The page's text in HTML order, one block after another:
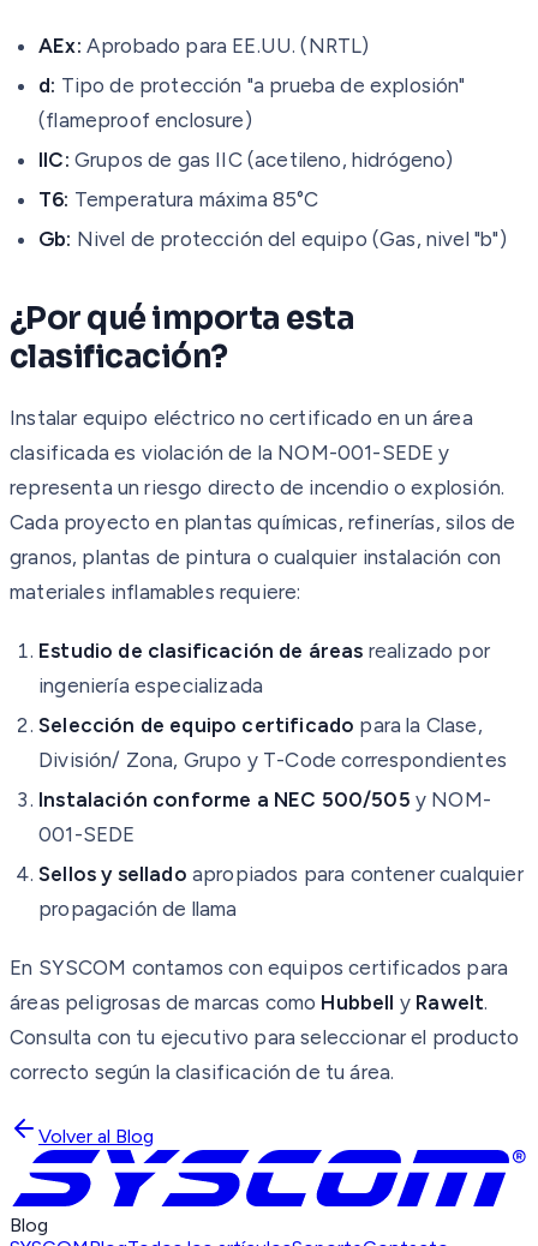
AEx: Aprobado para EE.UU. (NRTL)
d: Tipo de protección "a prueba de explosión"
(flameproof enclosure)
IIC: Grupos de gas IIC (acetileno, hidrógeno)
T6: Temperatura máxima 85°C
Gb: Nivel de protección del equipo (Gas, nivel "b")
¿Por qué importa esta
clasificación?
Instalar equipo eléctrico no certificado en un área
clasificada es violación de la NOM-001-SEDE y
representa un riesgo directo de incendio o explosión.
Cada proyecto en plantas químicas, refinerías, silos de
granos, plantas de pintura o cualquier instalación con
materiales inflamables requiere:
Estudio de clasificación de áreas realizado por
ingeniería especializada
Selección de equipo certificado para la Clase,
División/ Zona, Grupo y T-Code correspondientes
Instalación conforme a NEC 500/505 y NOM-
001-SEDE
Sellos y sellado apropiados para contener cualquier
propagación de llama
En SYSCOM contamos con equipos certificados para
áreas peligrosas de marcas como Hubbell y Rawelt.
Consulta con tu ejecutivo para seleccionar el producto
correcto según la clasificación de tu área.
Volver al Blog
Blog